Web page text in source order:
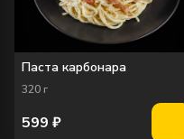
Паста карбонара
320 г
599 ₽